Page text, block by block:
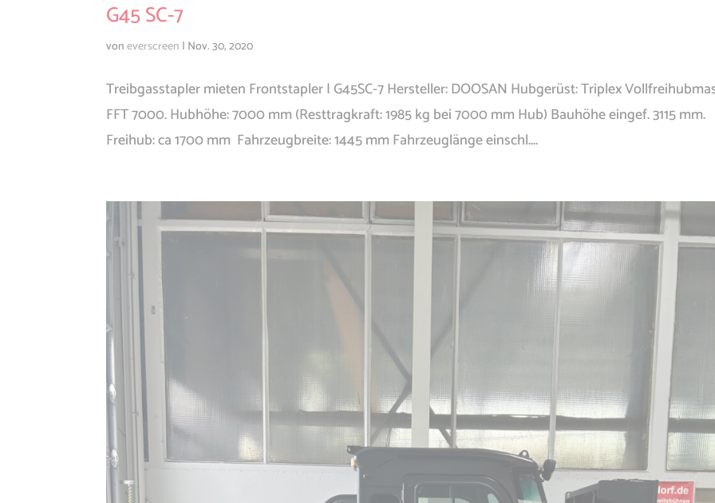
G45 SC-7
voneverscreen | Nov. 30, 2020
Treibgasstapler mieten Frontstapler | G45SC-7 Hersteller: DOOSAN Hubgerüst: Triplex
FFT 7000. Hubhöhe: 7000 mm (Resttragkraft: 1985 kg bei 7000 mm Hub) Bauhöhe eingef. 3115 mm.
Freihub: ca 1700 mm Fahrzeugbreite: 1445 mm Fahrzeuglänge einschl....